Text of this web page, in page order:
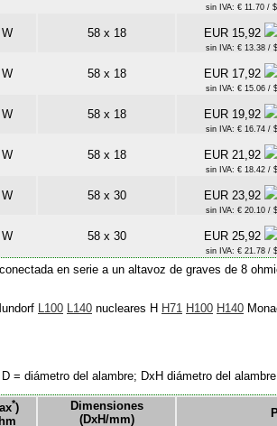
sin IVA: € 11.70 /
58 x 18 EUR 15,92
sin IVA: € 13.38 /
58 x 18 EUR 17,92
sin IVA: € 15.06 /
58 x 18 EUR 19,92
sin IVA: € 16.74 /
58 x 18 EUR 21,92
sin IVA: € 18.42 /
58 x 30 EUR 23,92
sin IVA: € 20.10 /
58 x 30 EUR 25,92
sin IVA: € 21.78 /
en serie a un altavoz de graves de 8
L100 L140 nucleares H H71 H100 H140
diámetro del alambre; DxH diámetro del
*)
Dimensiones
(DxH/mm)